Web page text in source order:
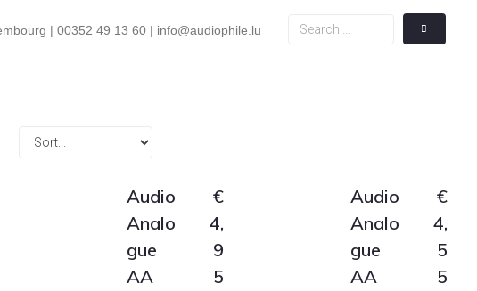
| 00352 49 13 60 | info@audiophile.lu
Audio
Analo
gue
AA
€
4,
9
5
Audio
Analo
gue
AA
€
4,
5
5